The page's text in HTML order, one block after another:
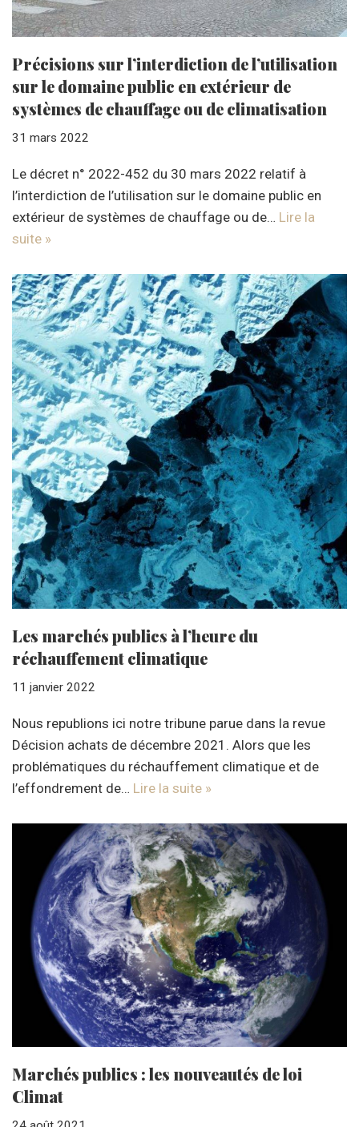
Précisions sur l’interdiction de l’utilisation
sur le domaine public en extérieur de
systèmes de chauffage ou de climatisation
31 mars 2022
Le décret n° 2022-452 du 30 mars 2022 relatif à
l’interdiction de l’utilisation sur le domaine public en
extérieur de systèmes de chauffage ou de… Lire la
suite »
Les marchés publics à l’heure du
réchauffement climatique
11 janvier 2022
Nous republions ici notre tribune parue dans la revue
Décision achats de décembre 2021. Alors que les
problématiques du réchauffement climatique et de
l’effondrement de… Lire la suite »
Marchés publics : les nouveautés de loi
Climat